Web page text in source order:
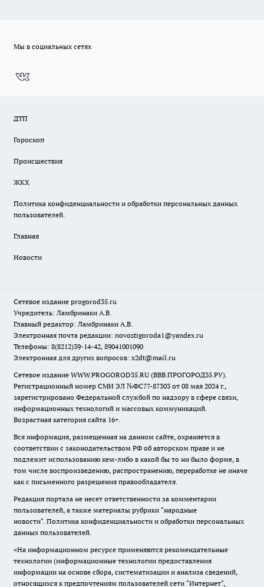
Мы в социальных сетях
ДТП
Гороскоп
Происшествия
ЖКХ
Политика конфиденциальности и обработки персональных данных
пользователей.
Главная
Новости
Сетевое издание progorod35.ru
Учредитель: Ламбринаки А.В.
Главный редактор: Ламбринаки А.В.
Электронная почта редакции: novostigoroda1@yandex.ru
Телефоны: 8(8212)39-14-42, 89041001090
Электронная для других вопросов: x2dt@mail.ru
Сетевое издание WWW.PROGOROD35.RU (ВВВ.ПРОГОРОД35.РУ).
Регистрационный номер СМИ ЭЛ №ФС77-87303 от 08 мая 2024 г.,
зарегистрировано Федеральной службой по надзору в сфере связи,
информационных технологий и массовых коммуникаций.
Возрастная категория сайта 16+.
Вся информация, размещенная на данном сайте, охраняется в
соответствии с законодательством РФ об авторском праве и не
подлежит использованию кем-либо в какой бы то ни было форме, в
том числе воспроизведению, распространению, переработке не иначе
как с письменного разрешения правообладателя.
Редакция портала не несет ответственности за комментарии
пользователей, а также материалы рубрики "народные
новости". Политика конфиденциальности и обработки персональных
данных пользователей.
«На информационном ресурсе применяются рекомендательные
технологии (информационные технологии предоставления
информации на основе сбора, систематизации и анализа сведений,
относящихся к предпочтениям пользователей сети "Интернет",